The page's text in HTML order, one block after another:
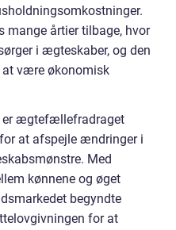
mange årtier tilbage, hvor
i ægteskaber, og den
at være økonomisk
er ægtefællefradraget
at afspejle ændringer i
Med
kønnene og øget
begyndte
for at